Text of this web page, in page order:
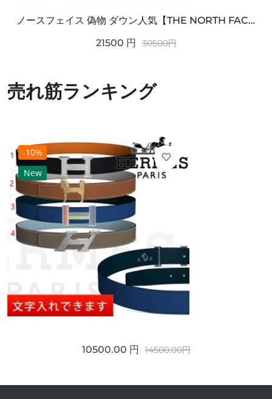
ノースフェイス 偽物 ダウン人気【THE NORTH FACE】M'S 7 SUMMIT HIM...
21500 円 30500円
売れ筋ランキング
-10%
New
10500.00 円 14500.00円